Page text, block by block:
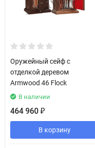
Оружейный сейф с
отделкой деревом
Armwood 46 Flock
В наличии
464 960 ₽
В корзину